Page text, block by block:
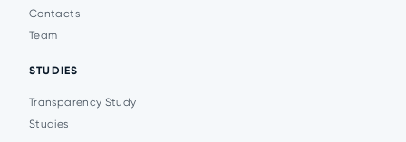
Contacts
Team
STUDIES
Transparency Study
Studies